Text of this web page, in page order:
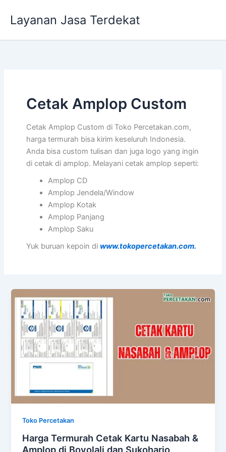
Layanan Jasa Terdekat
Cetak Amplop Custom
Cetak Amplop Custom di Toko Percetakan.com,
harga termurah bisa kirim keseluruh Indonesia.
Anda bisa custom tulisan dan juga logo yang ingin
di cetak di amplop. Melayani cetak amplop seperti:
Amplop CD
Amplop Jendela/Window
Amplop Kotak
Amplop Panjang
Amplop Saku
Yuk buruan kepoin di www.tokopercetakan.com.
Toko Percetakan
Harga Termurah Cetak Kartu Nasabah &
Amplop di Boyolali dan Sukoharjo